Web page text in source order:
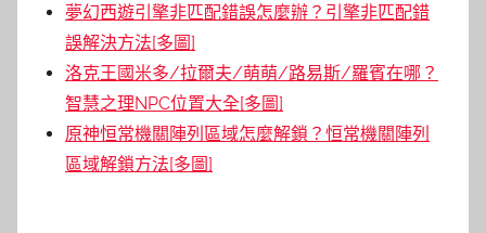
夢幻西遊引擎非匹配錯誤怎麼辦？引擎非匹配錯
誤解決方法[多圖]
洛克王國米多/拉爾夫/萌萌/路易斯/羅賓在哪？
智慧之理NPC位置大全[多圖]
原神恒常機關陣列區域怎麼解鎖？恒常機關陣列
區域解鎖方法[多圖]